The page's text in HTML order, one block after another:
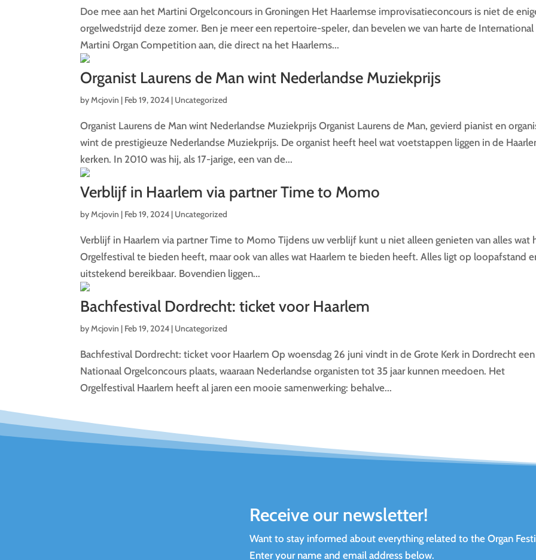
Doe mee aan het Martini Orgelconcours in Groningen Het Haarlemse improvisatieconcours is niet de
orgelwedstrijd deze zomer. Ben je meer een repertoire-speler, dan bevelen we van harte de International
Martini Organ Competition aan, die direct na het Haarlems...
Organist Laurens de Man wint Nederlandse Muziekprijs
byMcjovin | Feb 19, 2024 | Uncategorized
Organist Laurens de Man wint Nederlandse Muziekprijs Organist Laurens de Man, gevierd pianist en
wint de prestigieuze Nederlandse Muziekprijs. De organist heeft heel wat voetstappen liggen in de
kerken. In 2010 was hij, als 17-jarige, een van de...
Verblijf in Haarlem via partner Time to Momo
byMcjovin | Feb 19, 2024 | Uncategorized
Verblijf in Haarlem via partner Time to Momo Tijdens uw verblijf kunt u niet alleen genieten van alles wat
Orgelfestival te bieden heeft, maar ook van alles wat Haarlem te bieden heeft. Alles ligt op loopafstand
uitstekend bereikbaar. Bovendien liggen...
Bachfestival Dordrecht: ticket voor Haarlem
byMcjovin | Feb 19, 2024 | Uncategorized
Bachfestival Dordrecht: ticket voor Haarlem Op woensdag 26 juni vindt in de Grote Kerk in Dordrecht een
Nationaal Orgelconcours plaats, waaraan Nederlandse organisten tot 35 jaar kunnen meedoen. Het
Orgelfestival Haarlem heeft al jaren een mooie samenwerking: behalve...
Receive our newsletter!
Want to stay informed about everything related to the Organ
Enter your name and email address below.